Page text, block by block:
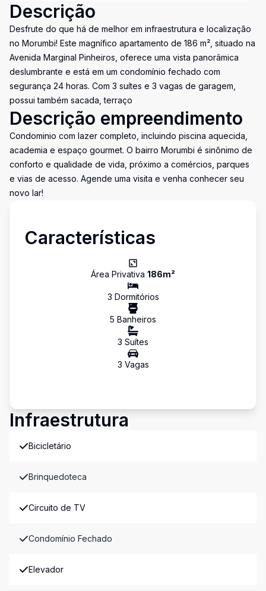
Descrição
Desfrute do que há de melhor em infraestrutura e localização
no Morumbi! Este magnífico apartamento de 186 m², situado na
Avenida Marginal Pinheiros, oferece uma vista panorâmica
deslumbrante e está em um condomínio fechado com
segurança 24 horas. Com 3 suítes e 3 vagas de garagem,
possui também sacada, terraço
Descrição empreendimento
Condominio com lazer completo, incluindo piscina aquecida,
academia e espaço gourmet. O bairro Morumbi é sinônimo de
conforto e qualidade de vida, próximo a comércios, parques
e vias de acesso. Agende uma visita e venha conhecer seu
novo lar!
Características
Área Privativa 186m²
3 Dormitórios
5 Banheiros
3 Suítes
3 Vagas
Infraestrutura
Bicicletário
Brinquedoteca
Circuito de TV
Condomínio Fechado
Elevador